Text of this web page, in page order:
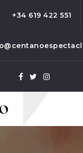
+34 619 422 551